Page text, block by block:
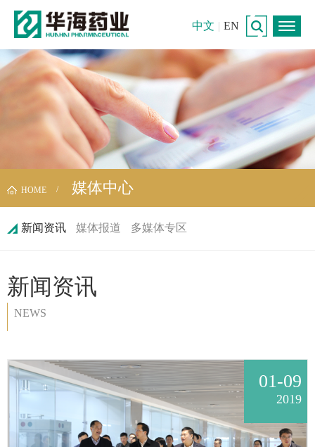
中文 | EN
HOME 媒体中心
新闻资讯 媒体报道 多媒体专区
新闻资讯
NEWS
01-09
2019